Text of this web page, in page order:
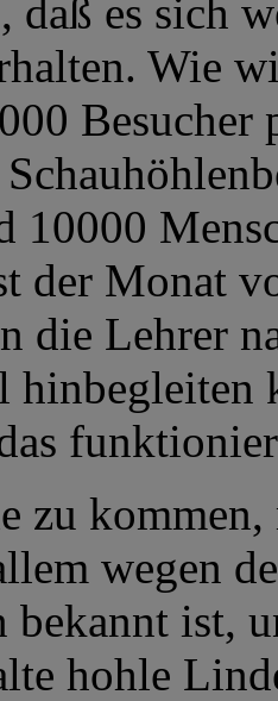
daß es sich
Wie
Besucher
10000
der Monat
die Lehrer
hinbegleiten
zu
wegen
bekannt ist,
hohle